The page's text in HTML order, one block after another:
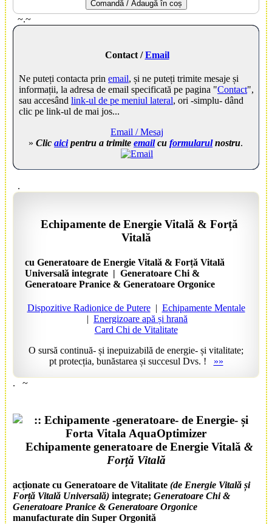
Comandă / Adaugă în coș
~.~
Contact /Email
Ne puteți contacta prin email, și ne puteți trimite mesaje și
informații, la adresa de email specificată pe pagina "Contact",
sau accesând link-ul de pe meniul lateral, ori -simplu- dând
clic pe link-ul de mai jos...
Email / Mesaj
» Clic aicipentru a trimite emailcu formularulnostru.
.
Echipamentede Energie Vitală & Forță
Vitală
cu Generatoare de Energie Vitală & Forță Vitală
Universală integrate | Generatoare Chi &
Generatoare Pranice & Generatoare Orgonice
Dispozitive Radionice de Putere| Echipamente Mentale
| Energizoare apă și hrană
Card Chi de Vitalitate
O sursă continuă- și inepuizabilă de energie- și vitalitate;
pt protecția, bunăstarea și succesul Dvs. ! »»
. ~
Echipamentegeneratoare de Energie Vitală &
Forță Vitală
acționate cu Generatoare de Vitalitate (de Energie Vitală și
Forță Vitală Universală) integrate; Generatoare Chi &
Generatoare Pranice & Generatoare Orgonice
manufacturate din Super Orgonită